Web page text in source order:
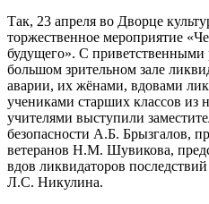
Так, 23 апреля во Дворце
торжественное мероприятие
будущего». С
большом зрительном зале
аварии, их жёнами, вдовами
учениками старших классов из
учителями выступили
безопасности А.Б. Брызгалов,
ветеранов Н.М. Шувикова,
вдов ликвидаторов
Л.С. Никулина.